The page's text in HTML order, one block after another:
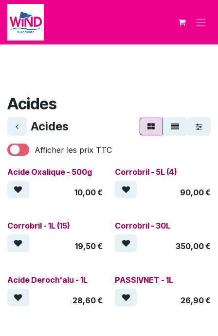
Se rendre au contenu
Acides
Acides
Afficher les prix TTC
Acide Oxalique - 500g
10,00€
Corrobril - 5L (4)
90,00€
Corrobril - 1L (15)
19,50€
Corrobril - 30L
350,00€
Acide Deroch'alu - 1L
28,60€
PASSIVNET - 1L
26,90€